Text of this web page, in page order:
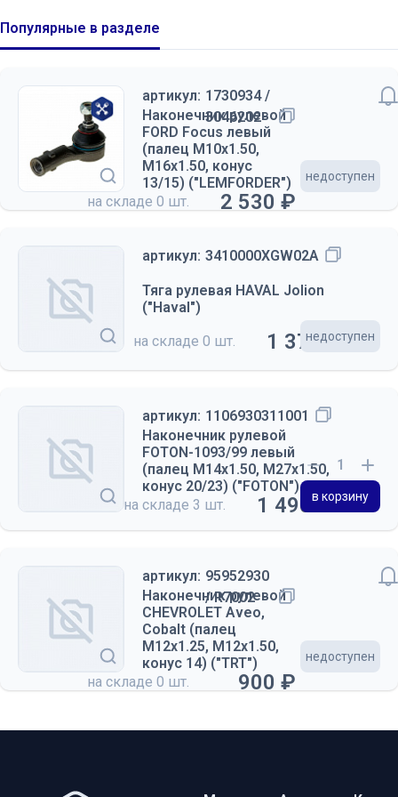
Популярные в разделе
артикул: 1730934 /
3046202
Наконечник рулевой
FORD Focus левый
(палец М10х1.50,
М16х1.50, конус
13/15) ("LEMFORDER")
на складе 0 шт. 2 530 ₽
недоступен
артикул: 3410000XGW02A
Тяга рулевая HAVAL Jolion
("Haval")
на складе 0 шт. 1 370 ₽
недоступен
артикул: 1106930311001
Наконечник рулевой
FOTON-1093/99 левый
(палец М14х1.50, М27х1.50,
конус 20/23) ("FOTON")
на складе 3 шт. 1 490 ₽в корзину
артикул: 95952930
/ R7002
Наконечник рулевой
CHEVROLET Aveo,
Cobalt (палец
М12х1.25, М12х1.50,
конус 14) ("TRT")
на складе 0 шт. 900 ₽
недоступен